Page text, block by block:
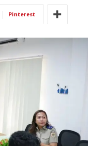
Pinterest